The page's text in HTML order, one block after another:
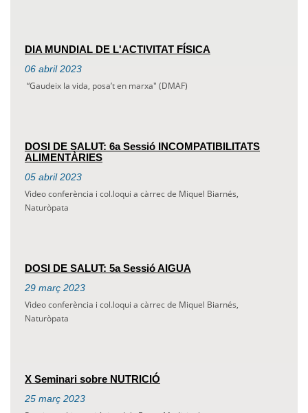
DIA MUNDIAL DE L'ACTIVITAT FÍSICA
06 abril 2023
“Gaudeix la vida, posa’t en marxa" (DMAF)
DOSI DE SALUT: 6a Sessió INCOMPATIBILITATS
ALIMENTÀRIES
05 abril 2023
Video conferència i col.loqui a càrrec de Miquel Biarnés,
Naturòpata
DOSI DE SALUT: 5a Sessió AIGUA
29 març 2023
Video conferència i col.loqui a càrrec de Miquel Biarnés,
Naturòpata
X Seminari sobre NUTRICIÓ
25 març 2023